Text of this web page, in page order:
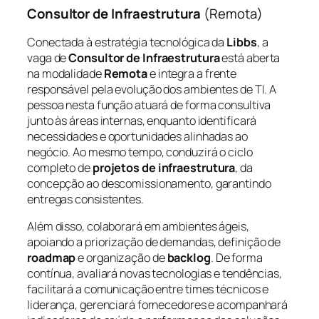
Consultor de Infraestrutura (Remota)
Conectada à estratégia tecnológica da Libbs, a
vaga deConsultor de Infraestruturaestá aberta
na modalidadeRemotae integra a frente
responsável pela evolução dos ambientes de TI. A
pessoa nesta função atuará de forma consultiva
junto às áreas internas, enquanto identificará
necessidades e oportunidades alinhadas ao
negócio. Ao mesmo tempo, conduzirá o ciclo
completo deprojetos de infraestrutura, da
concepção ao descomissionamento, garantindo
entregas consistentes.
Além disso, colaborará em ambientes ágeis,
apoiando a priorização de demandas, definição de
roadmape organização debacklog. De forma
contínua, avaliará novas tecnologias e tendências,
facilitará a comunicação entre times técnicos e
liderança, gerenciará fornecedores e acompanhará